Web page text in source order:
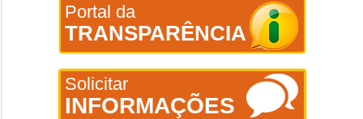
Portal da
TRANSPARÊNCIA
Solicitar
INFORMAÇÕES